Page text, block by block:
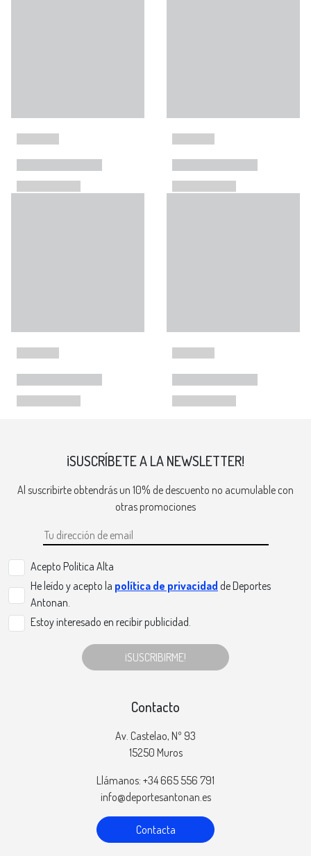
¡SUSCRÍBETE A LA NEWSLETTER!
Al suscribirte obtendrás un 10% de descuento no acumulable con
otras promociones
Acepto Politica Alta
He leído y acepto la política de privacidad de Deportes
Antonan.
Estoy interesado en recibir publicidad.
¡SUSCRIBIRME!
Contacto
Av. Castelao, Nº 93
15250 Muros
Llámanos: +34 665 556 791
info@deportesantonan.es
Contacta